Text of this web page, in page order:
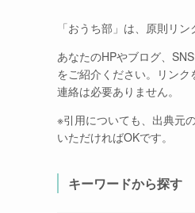
「おうち部」は、原則リン
あなたのHPやブログ、
をご紹介ください。リン
連絡は必要ありません。
※引用についても、出典元
いただければOKです。
キーワードから探す